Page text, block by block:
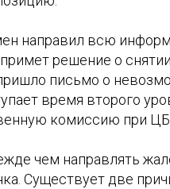
направил всю
решение о
письмо о
время второго
комиссию при
чем направлять
Существует две